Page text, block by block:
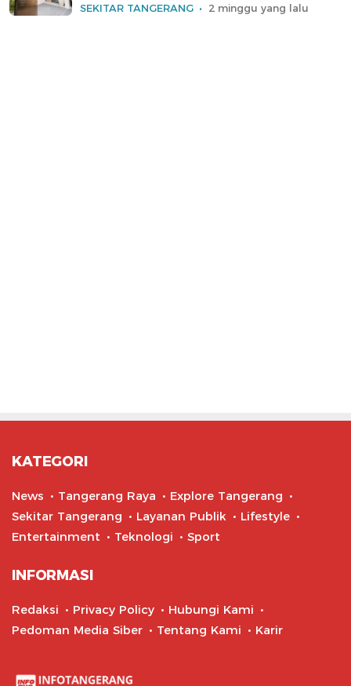
SEKITAR TANGERANG 2 minggu yang lalu
KATEGORI
News Tangerang Raya
Explore Tangerang
Sekitar Tangerang
Layanan Publik
Lifestyle
Entertainment
Teknologi Sport
INFORMASI
Redaksi Privacy Policy
Hubungi Kami
Pedoman Media Siber
Tentang Kami Karir